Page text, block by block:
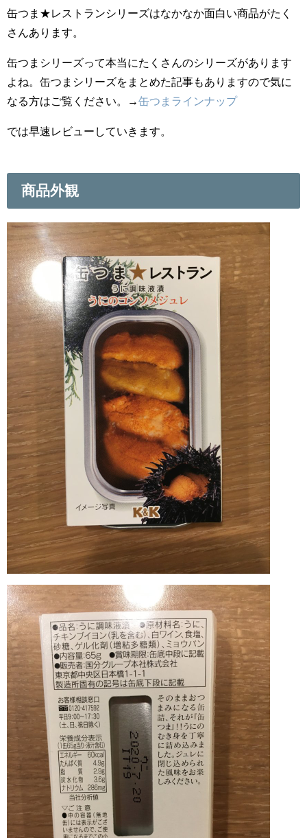
缶つま★レストランシリーズはなかなか面白い商品がたく
さんあります。
缶つまシリーズって本当にたくさんのシリーズがあります
よね。缶つまシリーズをまとめた記事もありますので気に
なる方はご覧ください。→缶つまラインナップ
では早速レビューしていきます。
商品外観